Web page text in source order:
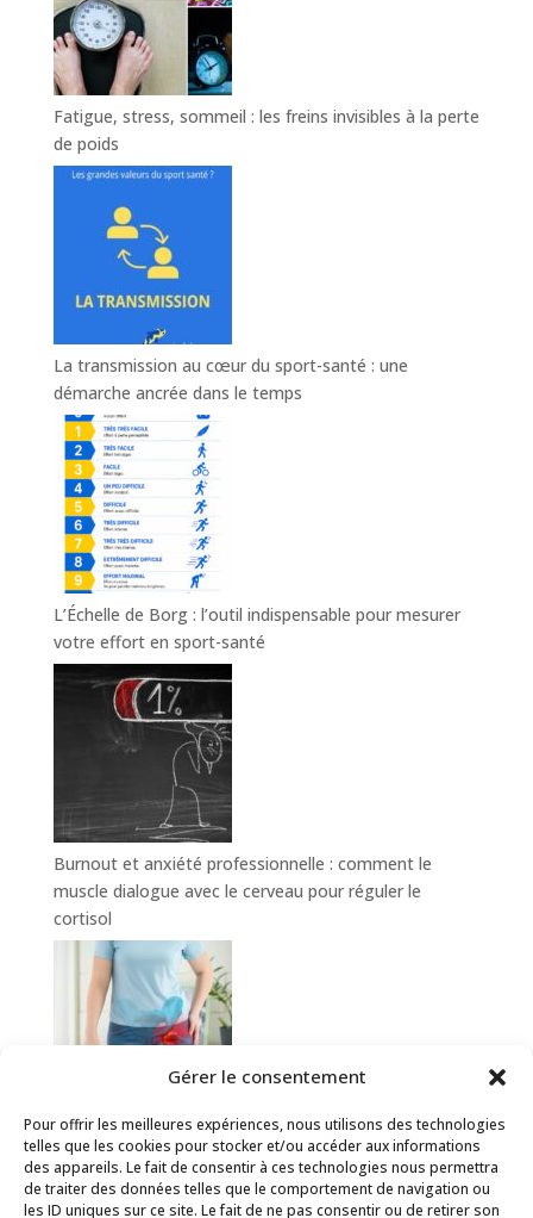
Gérer le consentement
Pour offrir les meilleures expériences, nous utilisons des technologies
telles que les cookies pour stocker et/ou accéder aux informations
des appareils. Le fait de consentir à ces technologies nous permettra
de traiter des données telles que le comportement de navigation ou
les ID uniques sur ce site. Le fait de ne pas consentir ou de retirer son
Fatigue, stress, sommeil : les freins invisibles à la perte
de poids
La transmission au cœur du sport-santé : une
démarche ancrée dans le temps
L’Échelle de Borg : l’outil indispensable pour mesurer
votre effort en sport-santé
Burnout et anxiété professionnelle : comment le
muscle dialogue avec le cerveau pour réguler le
cortisol
Hanche douloureuse : comment le sport-santé aide à
prévenir et soulager la coxalgie